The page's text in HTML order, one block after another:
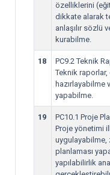
özelliklerini
dikkate alarak
anlaşılır sözlü
kurabilme.
18
PC9.2 Teknik
Teknik
hazırlayabilme
yapabilme.
19
PC10.1 Proje
Proje yönetimi
uygulayabilme,
planlaması
yapılabilirlik